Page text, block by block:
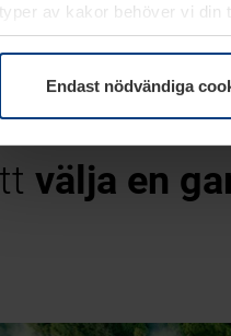
typer av kakor behöver vi din
under
Endast nödvändiga
välja en